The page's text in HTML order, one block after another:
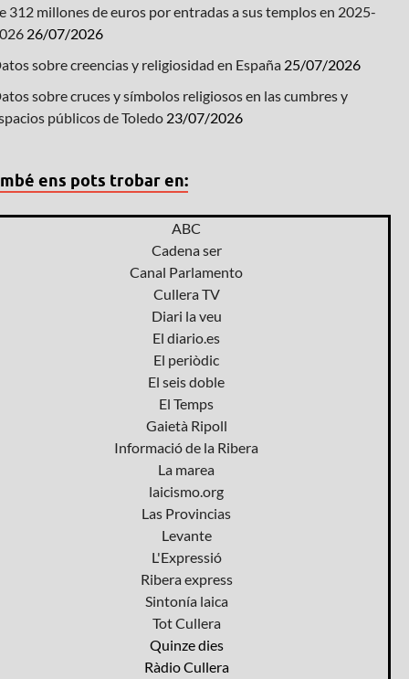
312 millones de euros por entradas a sus templos en 2025-
26/07/2026
sobre creencias y religiosidad en España 25/07/2026
sobre cruces y símbolos religiosos en las cumbres y
públicos de Toledo 23/07/2026
ens pots trobar en:
ABC
Cadena ser
Canal Parlamento
Cullera TV
Diari la veu
El diario.es
El periòdic
El seis doble
El Temps
Gaietà Ripoll
Informació de la Ribera
La marea
laicismo.org
Las Provincias
Levante
L'Expressió
Ribera express
Sintonía laica
Tot Cullera
Quinze dies
Ràdio Cullera